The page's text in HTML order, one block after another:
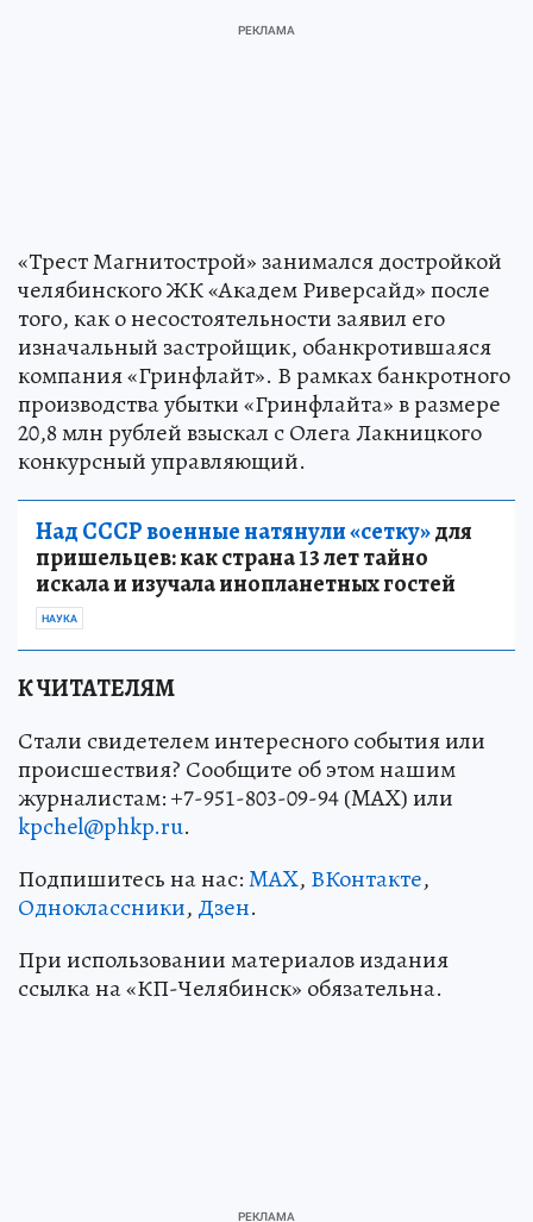
«Трест Магнитострой» занимался достройкой
челябинского ЖК «Академ Риверсайд» после
того, как о несостоятельности заявил его
изначальный застройщик, обанкротившаяся
компания «Гринфлайт». В рамках банкротного
производства убытки «Гринфлайта» в размере
20,8 млн рублей взыскал с Олега Лакницкого
конкурсный управляющий.
Над СССР военные натянули «сетку»для
пришельцев: как страна 13 лет тайно
искала и изучала инопланетных гостей
НАУКА
К ЧИТАТЕЛЯМ
Стали свидетелем интересного события или
происшествия? Сообщите об этом нашим
журналистам: +7-951-803-09-94 (MAX) или
kpchel@phkp.ru.
Подпишитесь на нас:MAX, ВКонтакте,
Одноклассники, Дзен.
При использовании материалов издания
ссылка на «КП-Челябинск» обязательна.